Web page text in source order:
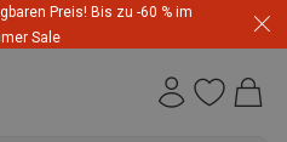
Preis! Bis zu -60 % im
Sale